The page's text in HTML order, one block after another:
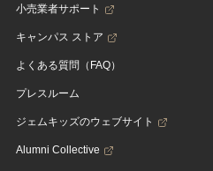
小売業者サポート
キャンパス ストア
よくある質問（FAQ）
プレスルーム
ジェムキッズのウェブサイト
Alumni Collective